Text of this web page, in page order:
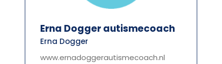
Erna Dogger autismecoach
Erna Dogger
www.ernadoggerautismecoach.nl